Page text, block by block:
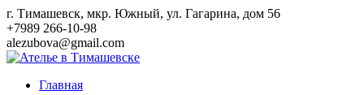
Перейти
к
контенту
г. Тимашевск, мкр. Южный, ул. Гагарина, дом 56
+7989 266-10-98
alezubova@gmail.com
Главная